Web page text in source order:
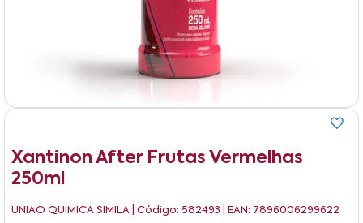
Xantinon After Frutas Vermelhas
250ml
UNIAO QUIMICA SIMILA | Código: 582493 | EAN: 7896006299622